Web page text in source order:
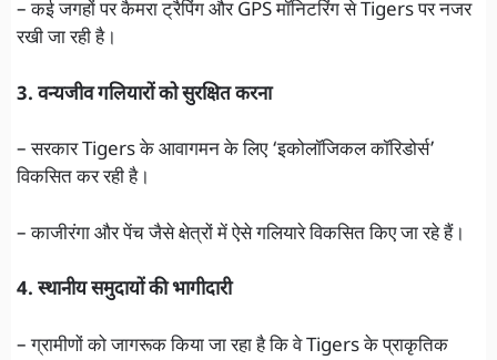
– कई जगहों पर कैमरा ट्रैपिंग और GPS मॉनिटरिंग से Tigers पर नजर
रखी जा रही है।
3. वन्यजीव गलियारों को सुरक्षित करना
– सरकार Tigers के आवागमन के लिए ‘इकोलॉजिकल कॉरिडोर्स’
विकसित कर रही है।
– काजीरंगा और पेंच जैसे क्षेत्रों में ऐसे गलियारे विकसित किए जा रहे हैं।
4. स्थानीय समुदायों की भागीदारी
– ग्रामीणों को जागरूक किया जा रहा है कि वे Tigers के प्राकृतिक